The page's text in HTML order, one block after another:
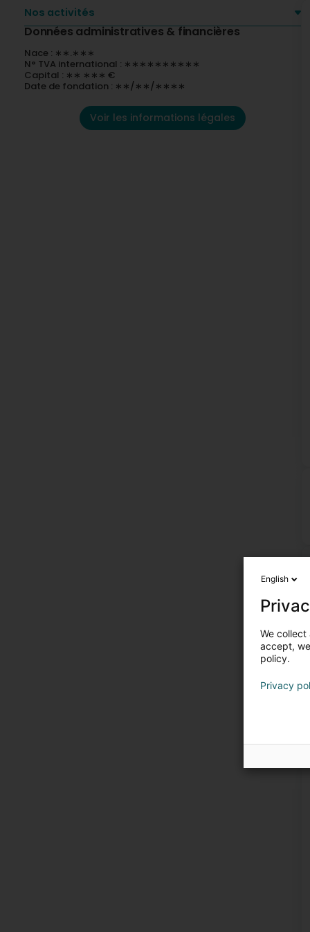
Nos activités
Données administratives & financières
Nace : ∗∗.∗∗∗
N° TVA international : ∗∗∗∗∗∗∗∗∗∗
Capital : ∗∗ ∗∗∗ €
Date de fondation : ∗∗/∗∗/∗∗∗∗
Voir les informations légales
English
We
accept,
policy.
Privacy